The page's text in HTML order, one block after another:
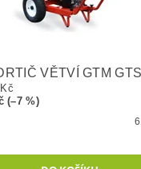
VĚTVÍ GTM
(–7 %)